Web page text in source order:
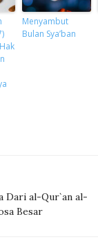
Menyambut
Bulan Sya’ban
Dari al-Qur`an al-
Besar